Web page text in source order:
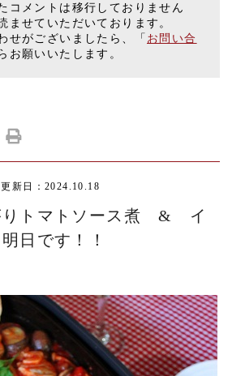
コメントは移行しておりません
ませていただいております。
せがございましたら、「 お問い合
お願いいたします。
新日：2024.10.18
りトマトソース煮 & イ
日です！！